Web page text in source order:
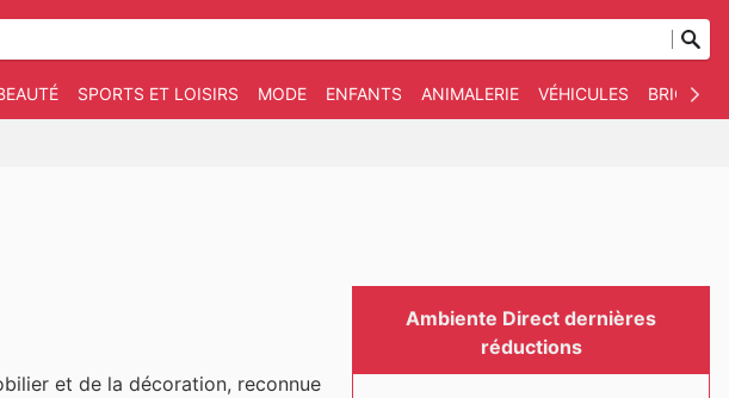
SPORTS ET LOISIRS MODE ENFANTS ANIMALERIE VÉHICULES
et de la décoration, reconnue
Ambiente Direct dernières
réductions